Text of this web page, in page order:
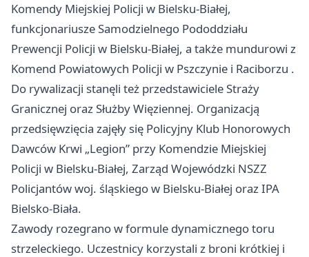
Komendy Miejskiej Policji w Bielsku-Białej,
funkcjonariusze Samodzielnego Pododdziału
Prewencji Policji w Bielsku-Białej, a także mundurowi z
Komend Powiatowych Policji w Pszczynie i Raciborzu .
Do rywalizacji stanęli też przedstawiciele Straży
Granicznej oraz Służby Więziennej. Organizacją
przedsięwzięcia zajęły się Policyjny Klub Honorowych
Dawców Krwi „Legion” przy Komendzie Miejskiej
Policji w Bielsku-Białej, Zarząd Wojewódzki NSZZ
Policjantów woj. śląskiego w Bielsku-Białej oraz IPA
Bielsko-Biała.
Zawody rozegrano w formule dynamicznego toru
strzeleckiego. Uczestnicy korzystali z broni krótkiej i